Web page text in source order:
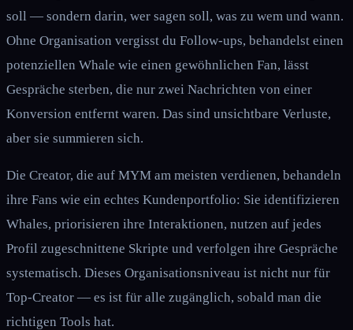
soll — sondern darin, wer sagen soll, was zu wem und wann.
Ohne Organisation vergisst du Follow-ups, behandelst einen
potenziellen Whale wie einen gewöhnlichen Fan, lässt
Gespräche sterben, die nur zwei Nachrichten von einer
Konversion entfernt waren. Das sind unsichtbare Verluste,
aber sie summieren sich.
Die Creator, die auf MYM am meisten verdienen, behandeln
ihre Fans wie ein echtes Kundenportfolio: Sie identifizieren
Whales, priorisieren ihre Interaktionen, nutzen auf jedes
Profil zugeschnittene Skripte und verfolgen ihre Gespräche
systematisch. Dieses Organisationsniveau ist nicht nur für
Top-Creator — es ist für alle zugänglich, sobald man die
richtigen Tools hat.